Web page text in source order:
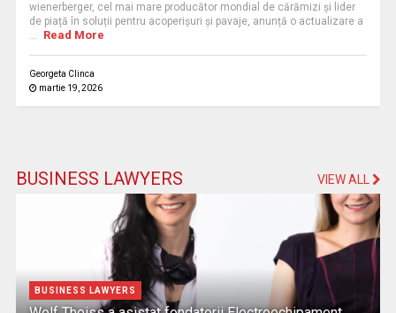
wienerberger, cel mai mare producător mondial de cărămizi și lider
de piață în soluții pentru acoperișuri și pavaje, anunță o actualizare a
...
Read More
Georgeta Clinca
martie 19, 2026
BUSINESS LAWYERS VIEW ALL
BUSINESS LAWYERS